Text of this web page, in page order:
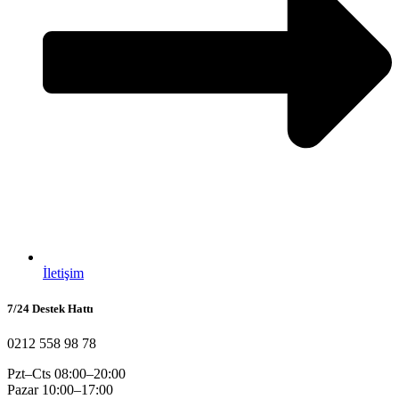
İletişim
7/24 Destek Hattı
0212 558 98 78
Pzt–Cts 08:00–20:00
Pazar 10:00–17:00